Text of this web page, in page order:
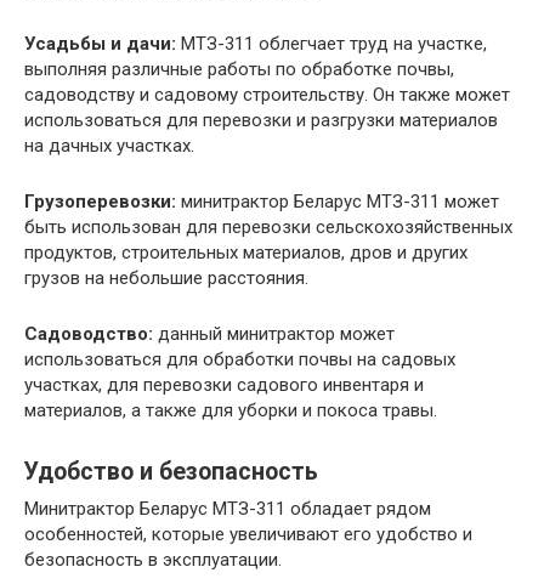
Усадьбы и дачи: МТЗ-311 облегчает труд на участке,
выполняя различные работы по обработке почвы,
садоводству и садовому строительству. Он также может
использоваться для перевозки и разгрузки материалов
на дачных участках.
Грузоперевозки: минитрактор Беларус МТЗ-311 может
быть использован для перевозки сельскохозяйственных
продуктов, строительных материалов, дров и других
грузов на небольшие расстояния.
Садоводство: данный минитрактор может
использоваться для обработки почвы на садовых
участках, для перевозки садового инвентаря и
материалов, а также для уборки и покоса травы.
Удобство и безопасность
Минитрактор Беларус МТЗ-311 обладает рядом
особенностей, которые увеличивают его удобство и
безопасность в эксплуатации.